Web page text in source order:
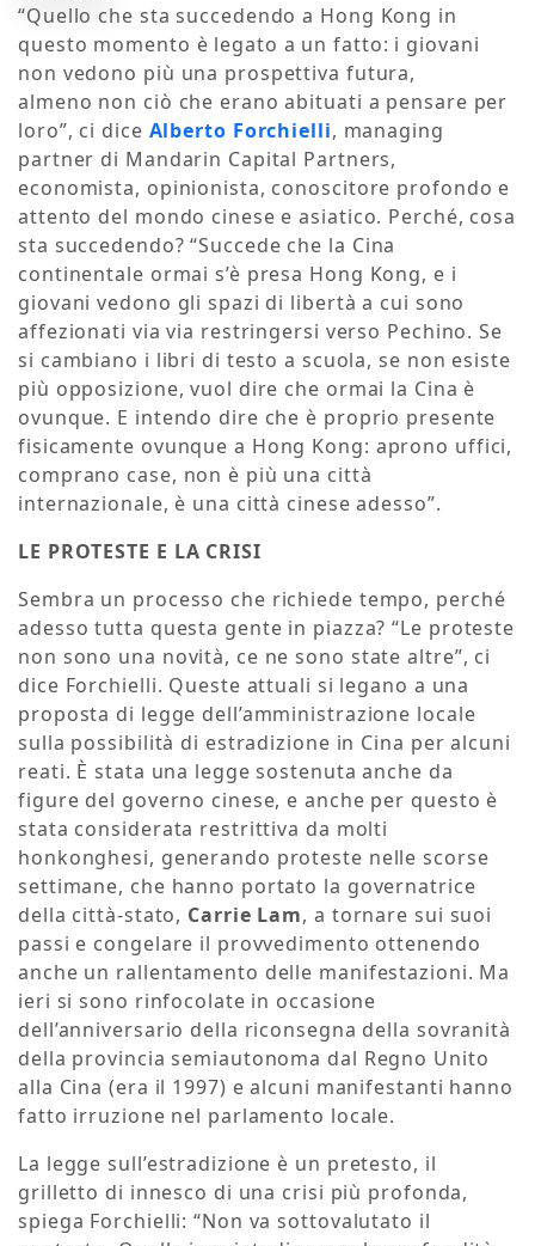
“Quello che sta succedendo a Hong Kong in
questo momento è legato a un fatto: i giovani
non vedono più una prospettiva futura,
almeno non ciò che erano abituati a pensare per
loro”, ci dice Alberto Forchielli, managing
partner di Mandarin Capital Partners,
economista, opinionista, conoscitore profondo e
attento del mondo cinese e asiatico. Perché, cosa
sta succedendo? “Succede che la Cina
continentale ormai s’è presa Hong Kong, e i
giovani vedono gli spazi di libertà a cui sono
affezionati via via restringersi verso Pechino. Se
si cambiano i libri di testo a scuola, se non esiste
più opposizione, vuol dire che ormai la Cina è
ovunque. E intendo dire che è proprio presente
fisicamente ovunque a Hong Kong: aprono uffici,
comprano case, non è più una città
internazionale, è una città cinese adesso”.
LE PROTESTE E LA CRISI
Sembra un processo che richiede tempo, perché
adesso tutta questa gente in piazza? “Le proteste
non sono una novità, ce ne sono state altre”, ci
dice Forchielli. Queste attuali si legano a una
proposta di legge dell’amministrazione locale
sulla possibilità di estradizione in Cina per alcuni
reati. È stata una legge sostenuta anche da
figure del governo cinese, e anche per questo è
stata considerata restrittiva da molti
honkonghesi, generando proteste nelle scorse
settimane, che hanno portato la governatrice
della città-stato, Carrie Lam, a tornare sui suoi
passi e congelare il provvedimento ottenendo
anche un rallentamento delle manifestazioni. Ma
ieri si sono rinfocolate in occasione
dell’anniversario della riconsegna della sovranità
della provincia semiautonoma dal Regno Unito
alla Cina (era il 1997) e alcuni manifestanti hanno
fatto irruzione nel parlamento locale.
La legge sull’estradizione è un pretesto, il
grilletto di innesco di una crisi più profonda,
spiega Forchielli: “Non va sottovalutato il